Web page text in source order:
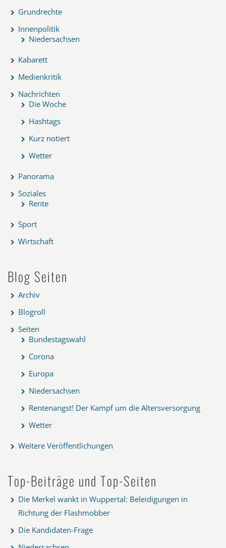
Grundrechte
Innenpolitik
Niedersachsen
Kabarett
Medienkritik
Nachrichten
Die Woche
Hashtags
Kurz notiert
Wetter
Panorama
Soziales
Rente
Sport
Wirtschaft
Blog Seiten
Archiv
Blogroll
Seiten
Bundestagswahl
Corona
Europa
Niedersachsen
Rentenangst! Der Kampf um die Altersversorgung
Wetter
Weitere Veröffentlichungen
Top-Beiträge und Top-Seiten
Die Merkel wankt in Wuppertal: Beleidigungen in
Richtung der Flashmobber
Die Kandidaten-Frage